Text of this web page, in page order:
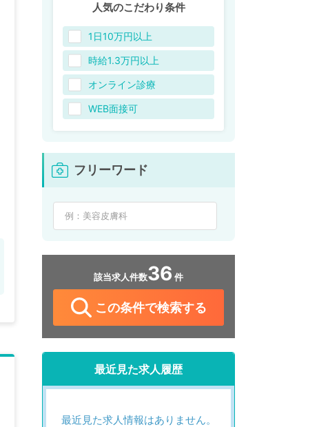
人気のこだわり条件
1日10万円以上
時給1.3万円以上
オンライン診療
WEB面接可
フリーワード
該当求人件数36 件
この条件で検索する
最近見た求人履歴
最近見た求人情報はありません。